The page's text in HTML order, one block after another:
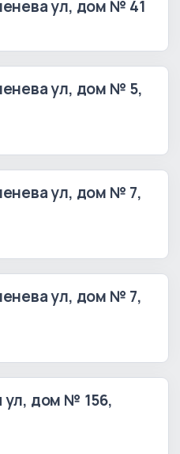
ул, дом № 41
ул, дом № 5,
ул, дом № 7,
ул, дом № 7,
дом № 156,